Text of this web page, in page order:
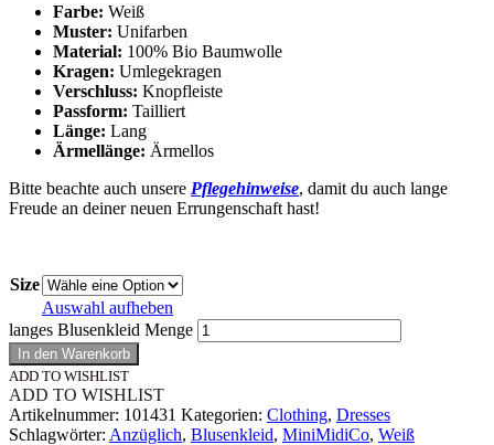
Farbe: Weiß
Muster: Unifarben
Material: 100% Bio Baumwolle
Kragen: Umlegekragen
Verschluss: Knopfleiste
Passform: Tailliert
Länge: Lang
Ärmellänge: Ärmellos
Bitte beachte auch unsere Pflegehinweise, damit du auch lange
Freude an deiner neuen Errungenschaft hast!
Size
Auswahl aufheben
langes Blusenkleid Menge
In den Warenkorb
ADD TO WISHLIST
ADD TO WISHLIST
Artikelnummer: 101431 Kategorien: Clothing, Dresses
Schlagwörter: Anzüglich, Blusenkleid, MiniMidiCo, Weiß